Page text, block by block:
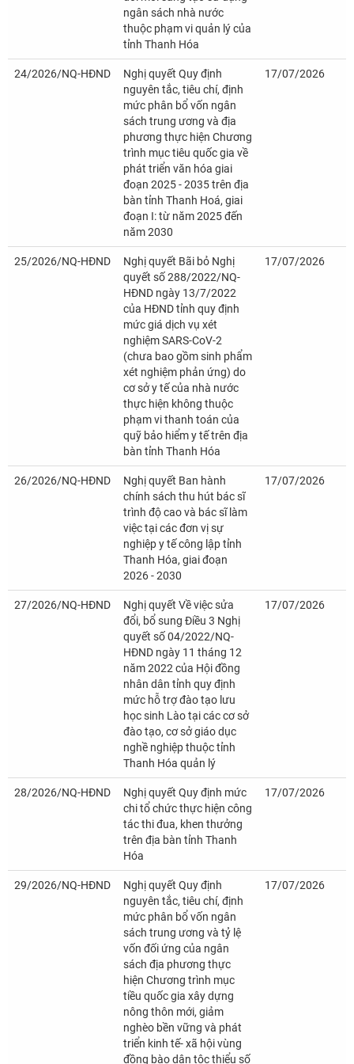
ngân sách nhà nước
thuộc phạm vi quản lý của
tỉnh Thanh Hóa
24/2026/NQ-HĐND
Nghị quyết Quy định
nguyên tắc, tiêu chí, định
mức phân bổ vốn ngân
sách trung ương và địa
phương thực hiện Chương
trình mục tiêu quốc gia về
phát triển văn hóa giai
đoạn 2025 - 2035 trên địa
bàn tỉnh Thanh Hoá, giai
đoạn I: từ năm 2025 đến
năm 2030
17/07/2026
25/2026/NQ-HĐND
Nghị quyết Bãi bỏ Nghị
quyết số 288/2022/NQ-
HĐND ngày 13/7/2022
của HĐND tỉnh quy định
mức giá dịch vụ xét
nghiệm SARS-CoV-2
(chưa bao gồm sinh phẩm
xét nghiệm phản ứng) do
cơ sở y tế của nhà nước
thực hiện không thuộc
phạm vi thanh toán của
quỹ bảo hiểm y tế trên địa
bàn tỉnh Thanh Hóa
17/07/2026
26/2026/NQ-HĐND
Nghị quyết Ban hành
chính sách thu hút bác sĩ
trình độ cao và bác sĩ làm
việc tại các đơn vị sự
nghiệp y tế công lập tỉnh
Thanh Hóa, giai đoạn
2026 - 2030
17/07/2026
27/2026/NQ-HĐND
Nghị quyết Về việc sửa
đổi, bổ sung Điều 3 Nghị
quyết số 04/2022/NQ-
HĐND ngày 11 tháng 12
năm 2022 của Hội đồng
nhân dân tỉnh quy định
mức hỗ trợ đào tạo lưu
học sinh Lào tại các cơ sở
đào tạo, cơ sở giáo dục
nghề nghiệp thuộc tỉnh
Thanh Hóa quản lý
17/07/2026
28/2026/NQ-HĐND
Nghị quyết Quy định mức
chi tổ chức thực hiện công
tác thi đua, khen thưởng
trên địa bàn tỉnh Thanh
Hóa
17/07/2026
29/2026/NQ-HĐND
Nghị quyết Quy định
nguyên tắc, tiêu chí, định
mức phân bổ vốn ngân
sách trung ương và tỷ lệ
vốn đối ứng của ngân
sách địa phương thực
hiện Chương trình mục
tiều quốc gia xây dựng
nông thôn mới, giảm
nghèo bền vững và phát
triển kinh tế- xã hội vùng
đồng bào dân tộc thiểu số
17/07/2026